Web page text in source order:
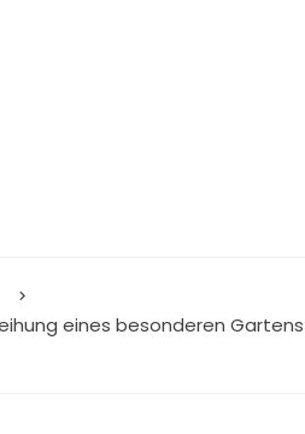
eines besonderen Gartens